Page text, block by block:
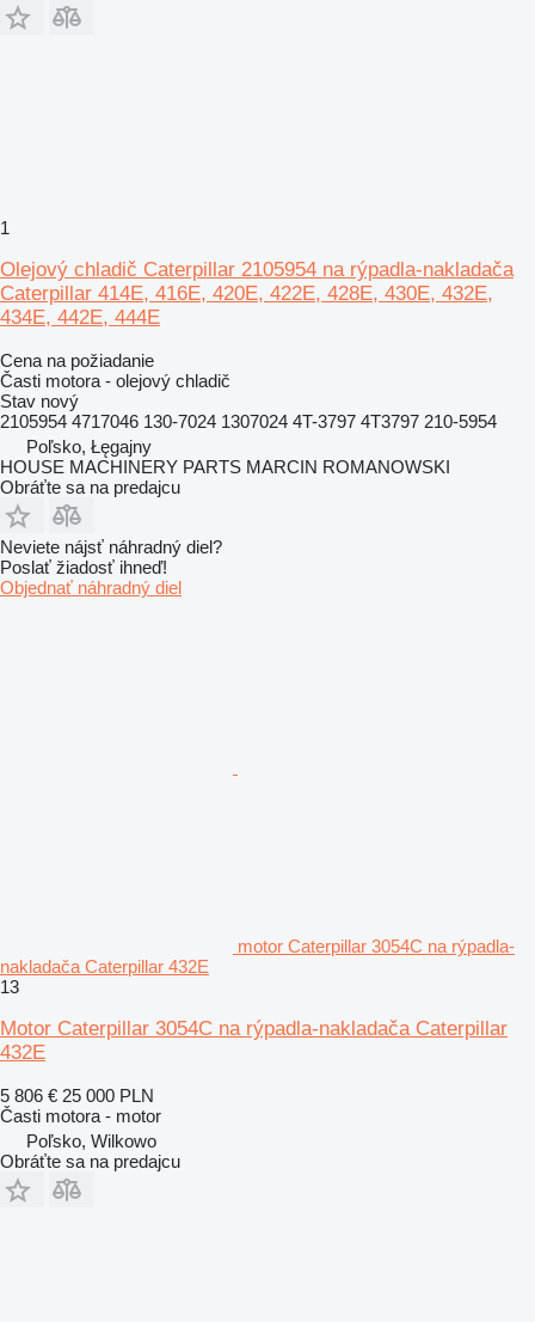
1
Olejový chladič Caterpillar 2105954 na rýpadla-nakladača
Caterpillar 414E, 416E, 420E, 422E, 428E, 430E, 432E,
434E, 442E, 444E
Cena na požiadanie
Časti motora - olejový chladič
Stav nový
2105954 4717046 130-7024 1307024 4T-3797 4T3797 210-5954
Poľsko, Łęgajny
HOUSE MACHINERY PARTS MARCIN ROMANOWSKI
Obráťte sa na predajcu
Neviete nájsť náhradný diel?
Poslať žiadosť ihneď!
Objednať náhradný diel
motor Caterpillar 3054C na rýpadla-
nakladača Caterpillar 432E
13
Motor Caterpillar 3054C na rýpadla-nakladača Caterpillar
432E
5 806 € 25 000 PLN
Časti motora - motor
Poľsko, Wilkowo
Obráťte sa na predajcu